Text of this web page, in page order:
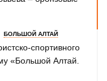
БОЛЬШОЙ АЛТАЙ
спортивного
«Большой Алтай.